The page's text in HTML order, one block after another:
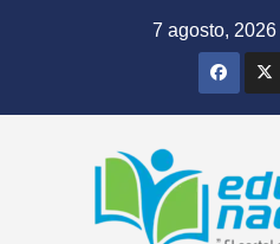
7 agosto, 2026